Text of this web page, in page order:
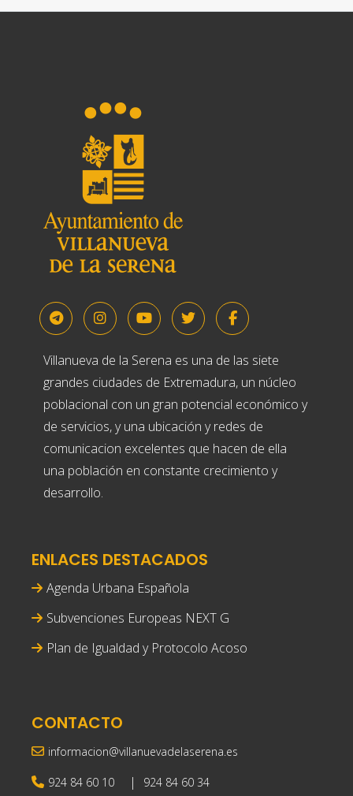
Villanueva de la Serena es una de las siete
grandes ciudades de Extremadura, un núcleo
poblacional con un gran potencial económico y
de servicios, y una ubicación y redes de
comunicacion excelentes que hacen de ella
una población en constante crecimiento y
desarrollo.
ENLACES DESTACADOS
Agenda Urbana Española
Subvenciones Europeas NEXT G
Plan de Igualdad y Protocolo Acoso
CONTACTO
informacion@villanuevadelaserena.es
924 84 60 10 | 924 84 60 34